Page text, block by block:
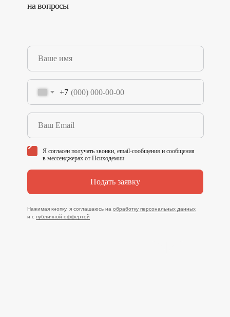
+7
Я согласен получать звонки, email-сообщения и сообщения
в мессенджерах от Психодемии
Подать заявку
Нажимая кнопку, я соглашаюсь на обработку персональных данных
и с публичной оффертой
на вопросы